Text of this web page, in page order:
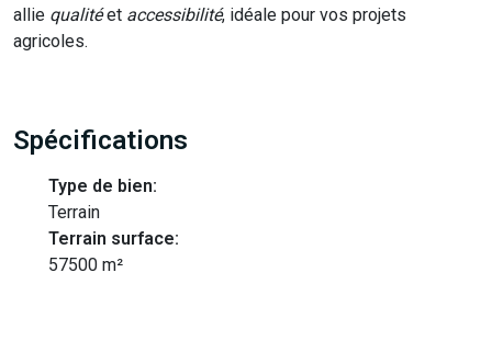
allie qualitéet accessibilité, idéale pour vos projets
agricoles.
Spécifications
Type de bien:
Terrain
Terrain surface:
57500 m²